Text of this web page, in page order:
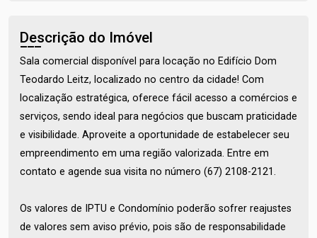
Descrição do Imóvel
Sala comercial disponível para locação no Edifício Dom
Teodardo Leitz, localizado no centro da cidade! Com
localização estratégica, oferece fácil acesso a comércios e
serviços, sendo ideal para negócios que buscam praticidade
e visibilidade. Aproveite a oportunidade de estabelecer seu
empreendimento em uma região valorizada. Entre em
contato e agende sua visita no número (67) 2108-2121.
Os valores de IPTU e Condomínio poderão sofrer reajustes
de valores sem aviso prévio, pois são de responsabilidade